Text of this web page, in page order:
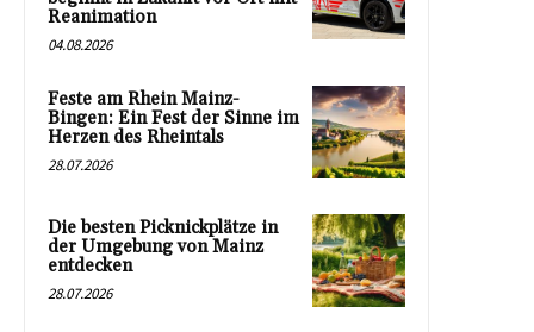
Reanimation
04.08.2026
Feste am Rhein Mainz-
Bingen: Ein Fest der Sinne im
Herzen des Rheintals
28.07.2026
Die besten Picknickplätze in
der Umgebung von Mainz
entdecken
28.07.2026